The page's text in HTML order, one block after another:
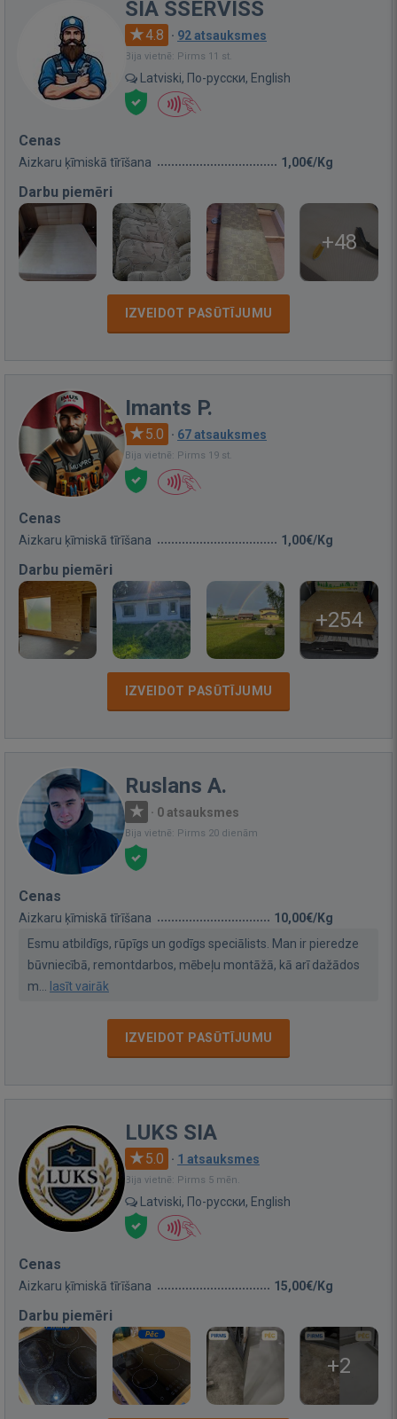
SIA SSERVISS
4.8 · 92 atsauksmes
Bija vietnē: Pirms 11 st.
Latviski, По-русски, English
Cenas
Aizkaru ķīmiskā tīrīšana 1,00€/Kg
Darbu piemēri
+48
IZVEIDOT PASŪTĪJUMU
Imants P.
5.0 · 67 atsauksmes
Bija vietnē: Pirms 19 st.
Cenas
Aizkaru ķīmiskā tīrīšana 1,00€/Kg
Darbu piemēri
+254
IZVEIDOT PASŪTĪJUMU
Ruslans A.
· 0 atsauksmes
Bija vietnē: Pirms 20 dienām
Cenas
Aizkaru ķīmiskā tīrīšana
10,00€/Kg
Esmu atbildīgs, rūpīgs un godīgs speciālists. Man ir pieredze
būvniecībā, remontdarbos, mēbeļu montāžā, kā arī dažādos
m... lasīt vairāk
IZVEIDOT PASŪTĪJUMU
LUKS SIA
5.0 · 1 atsauksmes
Bija vietnē: Pirms 5 mēn.
Latviski, По-русски, English
Cenas
Aizkaru ķīmiskā tīrīšana 15,00€/Kg
Darbu piemēri
+2